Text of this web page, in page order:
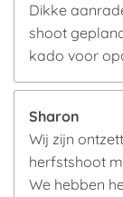
Dikke
shoot
kado voor
Sharon
Wij zijn
herfstshoot
We hebben